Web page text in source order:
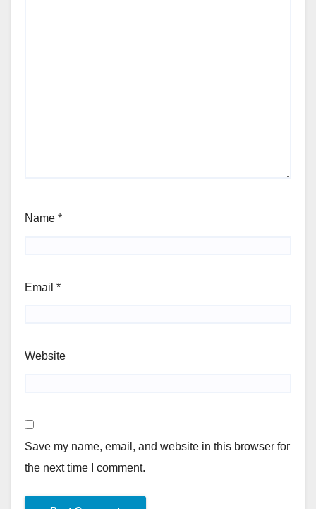
Name *
Email *
Website
Save my name, email, and website in this browser for
the next time I comment.